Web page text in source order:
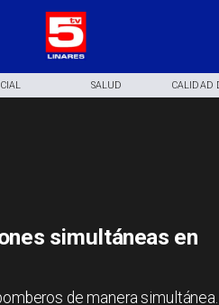
SALUD CALIDAD
simultáneas en
de manera simultánea.